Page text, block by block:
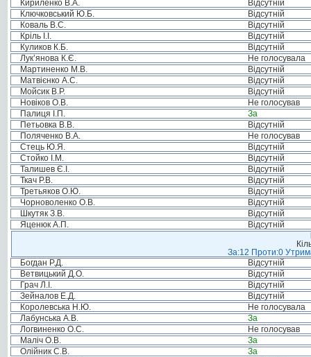
Кириленко В.А.
Відсутній
Ключковський Ю.Б.
Відсутній
Коваль В.С.
Відсутній
Кріль І.І.
Відсутній
Куликов К.Б.
Відсутній
Лук’янова К.Є.
Не голосувала
Мартиненко М.В.
Відсутній
Матвієнко А.С.
Відсутній
Мойсик В.Р.
Відсутній
Новіков О.В.
Не голосував
Палиця І.П.
За
Петьовка В.В.
Відсутній
Поляченко В.А.
Не голосував
Стець Ю.Я.
Відсутній
Стойко І.М.
Відсутній
Талишев Є.І.
Відсутній
Ткач Р.В.
Відсутній
Третьяков О.Ю.
Відсутній
Чорноволенко О.В.
Відсутній
Шкутяк З.В.
Відсутній
Яценюк А.П.
Відсутній
За:12 Проти:0
Богдан Р.Д.
Відсутній
Ветвицький Д.О.
Відсутній
Грач Л.І.
Відсутній
Зейналов Е.Д.
Відсутній
Королевська Н.Ю.
Не голосувала
Лабунська А.В.
За
Логвиненко О.С.
Не голосував
Маліч О.В.
За
Олійник С.В.
За